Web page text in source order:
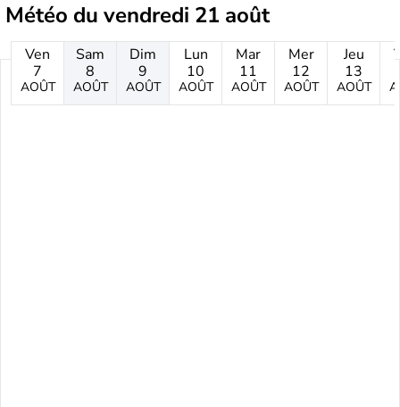
Météo du vendredi 21 août
Ven
7
AOÛT
Sam
8
AOÛT
Dim
9
AOÛT
Lun
10
AOÛT
Mar
11
AOÛT
Mer
12
AOÛT
Jeu
13
AOÛT